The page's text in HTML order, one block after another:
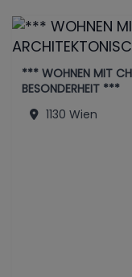
*** WOHNEN MIT
BESONDERHEIT ***
1130 Wien